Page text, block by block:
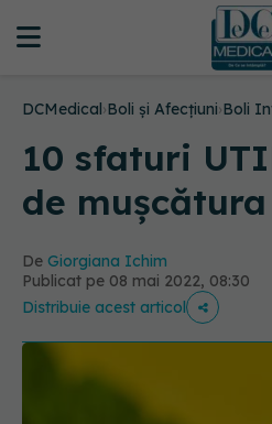
DCMedical›Boli și Afecțiuni›Boli
10 sfaturi
de
De Giorgiana Ichim
Publicat pe 08 mai 2022, 08:30
Distribuie acest articol